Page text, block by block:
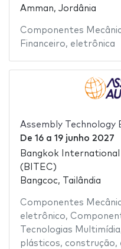
Amman, Jordânia
Componentes
Financeiro, eletrônica
Assembly Technology
De 16a 19 junho 2027
Bangkok
(BITEC)
Bangcoc, Tailândia
Componentes
eletrônico,
Tecnologias Multimídia
plásticos, construção,